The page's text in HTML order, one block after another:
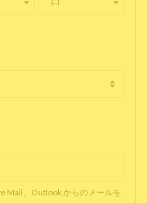
Mail、Outlook からのメールを